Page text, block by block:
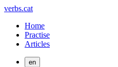
verbs.cat
Home
Practise
Articles
en